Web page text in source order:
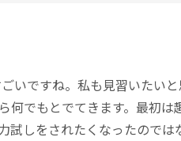
いですね。私も見習いたい
何でもとでてきます。最初
試しをされたくなったので